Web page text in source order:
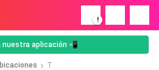
!
nuestra aplicación 📲
T